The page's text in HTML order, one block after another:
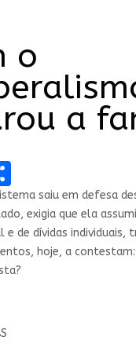
o
a
Share
saiu em defesa
exigia que ela
e de dívidas individuais,
hoje, a